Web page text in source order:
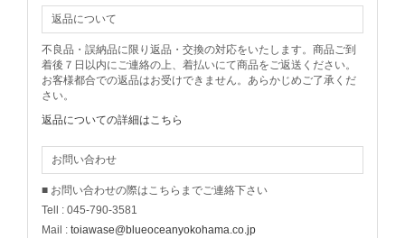
返品について
不良品・誤納品に限り返品・交換の対応をいたします。商品ご到
着後７日以内にご連絡の上、着払いにて商品をご返送ください。
お客様都合での返品はお受けできません。あらかじめご了承くだ
さい。
返品についての詳細はこちら
お問い合わせ
■ お問い合わせの際はこちらまでご連絡下さい
Tell : 045-790-3581
Mail : toiawase@blueoceanyokohama.co.jp